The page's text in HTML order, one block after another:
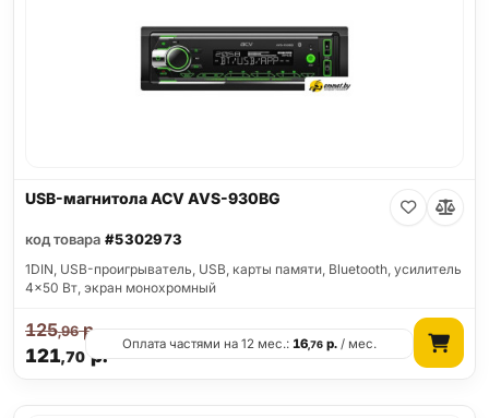
USB-магнитола ACV AVS-930BG
код товара #5302973
1DIN, USB-проигрыватель, USB, карты памяти, Bluetooth, усилитель
4x50 Вт, экран монохромный
121,70р.
125,96р.
Оплата частями на 12 мес.:16,76 р. / мес.